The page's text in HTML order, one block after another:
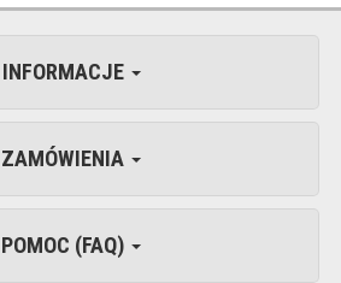
INFORMACJE
ZAMÓWIENIA
POMOC (FAQ)